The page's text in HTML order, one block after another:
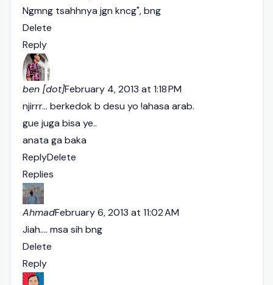
Ngmng tsahhnya jgn kncg", bng
Delete
Reply
ben [dot]February 4, 2013 at 1:18 PM
njirrr... berkedok b desu yo !ahasa arab.
gue juga bisa ye..
anata ga baka
ReplyDelete
Replies
AhmadFebruary 6, 2013 at 11:02 AM
Jiah.... msa sih bng
Delete
Reply